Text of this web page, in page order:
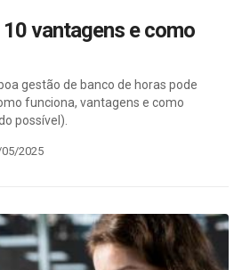
vantagens e como
gestão de banco de horas pode
funciona, vantagens e como
possível).
2025